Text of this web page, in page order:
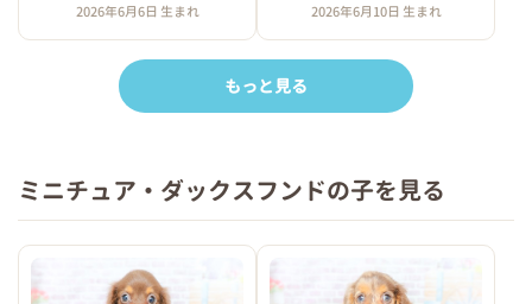
2026年6月6日 生まれ 2026年6月10日 生まれ
もっと見る
ミニチュア・ダックスフンドの子を見る